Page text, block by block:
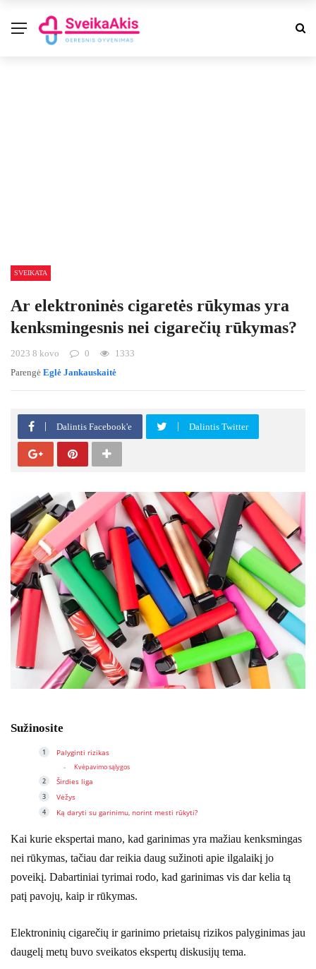
SVEIKATA
Ar elektroninės cigaretės rūkymas yra
kenksmingesnis nei cigarečių rūkymas?
2023 8 kovo 0
1333
Parengė Eglė Jankauskaitė
Dalintis Facebook'e Dalintis Twitter
Sužinosite
Palyginti rizikas
Kvėpavimo sąlygos
Širdies liga
Vėžys
Ką daryti su garinimu, norint mesti rūkyti?
Kai kurie ekspertai mano, kad garinimas yra mažiau kenksmingas
nei rūkymas, tačiau dar reikia daug sužinoti apie ilgalaikį jo
poveikį. Dabartiniai tyrimai rodo, kad garinimas vis dar kelia tą
patį pavojų, kaip ir rūkymas.
Elektroninių cigarečių ir garinimo prietaisų rizikos palyginimas jau
daugelį metų buvo sveikatos ekspertų diskusijų tema.